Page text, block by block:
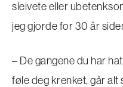
sleivete eller
jeg gjorde for 30 år
– De gangene du har
føle deg krenket, går alt